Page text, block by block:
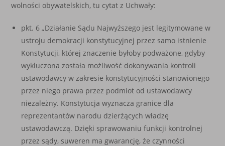
wolności obywatelskich, tu cytat z Uchwały:
pkt. 6 „Działanie Sądu Najwyższego jest legitymowane w
ustroju demokracji konstytucyjnej przez samo istnienie
Konstytucji, której znaczenie byłoby podważone, gdyby
wykluczona została możliwość dokonywania kontroli
ustawodawcy w zakresie konstytucyjności stanowionego
przez niego prawa przez podmiot od ustawodawcy
niezależny. Konstytucja wyznacza granice dla
reprezentantów narodu dzierżących władzę
ustawodawczą. Dzięki sprawowaniu funkcji kontrolnej
przez sądy, suweren ma gwarancję, że czynności